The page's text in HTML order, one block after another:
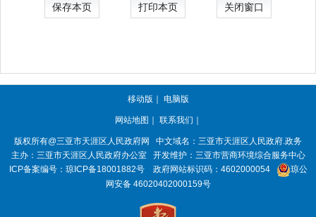
保存本页 打印本页 关闭窗口
移动版 电脑版
网站地图 联系我们
版权所有@三亚市天涯区人民政府网 中文域名： 三亚市天涯区人民政府.政务
主办：三亚市天涯区人民政府办公室
开发维护：三亚市营商环境综合服务中心
ICP备案编号： 琼ICP备18001882号 政府网站标识码： 4602000054
琼公
网安备 46020402000159号